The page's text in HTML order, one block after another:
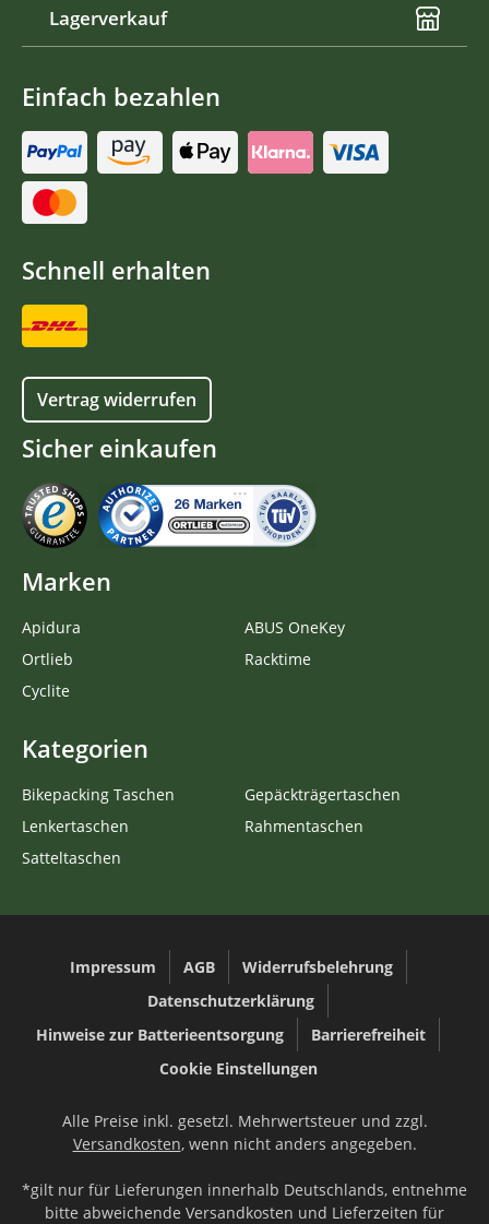
Lagerverkauf
Einfach bezahlen
Schnell erhalten
Vertrag widerrufen
Sicher einkaufen
Marken
Apidura
Ortlieb
Cyclite
ABUS OneKey
Racktime
Kategorien
Bikepacking Taschen
Lenkertaschen
Satteltaschen
Gepäckträgertaschen
Rahmentaschen
Impressum AGB
Widerrufsbelehrung
Datenschutzerklärung
Hinweise zur Batterieentsorgung
Barrierefreiheit
Cookie Einstellungen
Alle Preise inkl. gesetzl. Mehrwertsteuer und zzgl.
Versandkosten, wenn nicht anders angegeben.
*gilt nur für Lieferungen innerhalb Deutschlands, entnehme
bitte abweichende Versandkosten und Lieferzeiten für